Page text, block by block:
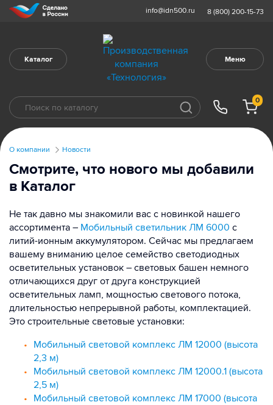
info@idn500.ru 8 (800) 200-15-73
Каталог Меню
0
О компании Новости
Смотрите, что нового мы добавили
в Каталог
Не так давно мы знакомили вас с новинкой нашего
ассортимента – Мобильный светильник ЛМ 6000 с
литий-ионным аккумулятором. Сейчас мы предлагаем
вашему вниманию целое семейство светодиодных
осветительных установок – световых башен немного
отличающихся друг от друга конструкцией
осветительных ламп, мощностью светового потока,
длительностью непрерывной работы, комплектацией.
Это строительные световые установки:
Мобильный световой комплекс ЛМ 12000 (высота
2,3 м)
Мобильный световой комплекс ЛМ 12000.1 (высота
2,5 м)
Мобильный световой комплекс ЛМ 17000 (высота